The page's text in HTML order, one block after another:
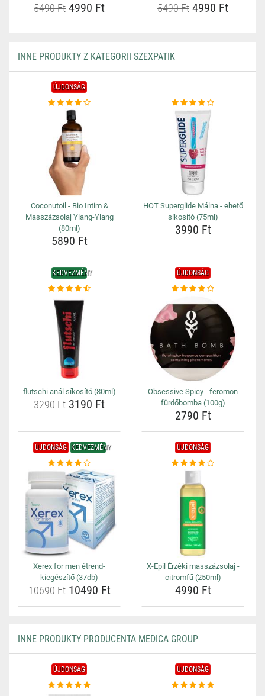
5490 Ft 4990 Ft 5490 Ft 4990 Ft
INNE PRODUKTY Z KATEGORII SZEXPATIK
ÚJDONSÁG
Coconutoil - Bio Intim &
Masszázsolaj Ylang-Ylang
(80ml)
5890 Ft
HOT Superglide Málna - ehető
síkosító (75ml)
3990 Ft
KEDVEZMÉNY
flutschi anál síkosító (80ml)
3290 Ft 3190 Ft
ÚJDONSÁG
Obsessive Spicy - feromon
fürdőbomba (100g)
2790 Ft
ÚJDONSÁG KEDVEZMÉNY
Xerex for men étrend-
kiegészítő (37db)
10690 Ft10490 Ft
ÚJDONSÁG
X-Epil Érzéki masszázsolaj -
citromfű (250ml)
4990 Ft
INNE PRODUKTY PRODUCENTA MEDICA GROUP
ÚJDONSÁG ÚJDONSÁG